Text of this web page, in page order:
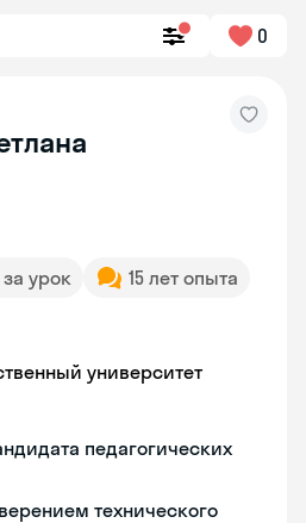
0
за урок
15 лет опыта
университет
педагогических
технического